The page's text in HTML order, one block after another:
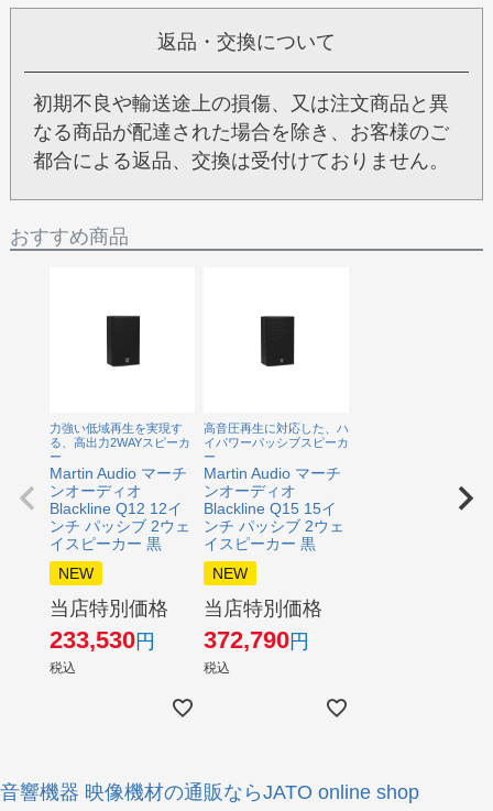
返品・交換について
初期不良や輸送途上の損傷、又は注文商品と異
なる商品が配達された場合を除き、お客様のご
都合による返品、交換は受付けておりません。
おすすめ商品
力強い低域再生を実現す
る、高出力2WAYスピーカ
ー
Martin Audio マーチ
ンオーディオ
Blackline Q12 12イ
ンチ パッシブ 2ウェ
イスピーカー 黒
NEW
当店特別価格
233,530
税込
高音圧再生に対応した、ハ
イパワーパッシブスピーカ
ー
Martin Audio マーチ
ンオーディオ
Blackline Q15 15イ
ンチ パッシブ 2ウェ
イスピーカー 黒
NEW
当店特別価格
372,790
税込
音響機器 映像機材の通販ならJATO online shop